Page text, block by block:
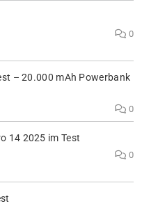
0
– 20.000 mAh Powerbank
0
14 2025 im Test
0